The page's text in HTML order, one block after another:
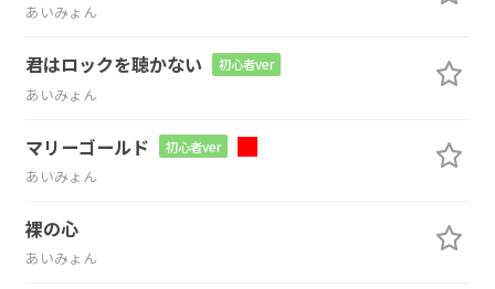
あいみょん
君はロックを聴かない 初心者ver
あいみょん
マリーゴールド 初心者ver
あいみょん
裸の心
あいみょん